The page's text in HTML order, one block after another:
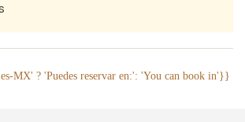
MX' ? 'Puedes reservar en:': 'You can book in'}}